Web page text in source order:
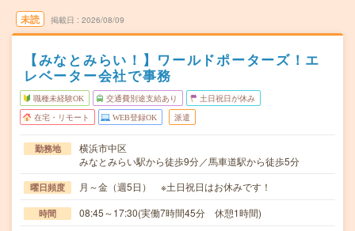
未読 掲載日 2026/08/09
【みなとみらい！】ワールドポーターズ！エ
レベーター会社で事務
職種未経験OK 交通費別途支給あり 土日祝日が休み
在宅・リモート WEB登録OK 派遣
勤務地
横浜市中区
みなとみらい駅から徒歩9分／馬車道駅から徒歩5分
曜日頻度 月～金（週5日） ※土日祝日はお休みです！
時間 08:45～17:30(実働7時間45分 休憩1時間)